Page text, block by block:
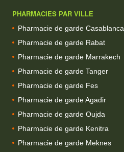
PHARMACIES PAR VILLE
Pharmacie de garde Casablanca
Pharmacie de garde Rabat
Pharmacie de garde Marrakech
Pharmacie de garde Tanger
Pharmacie de garde Fes
Pharmacie de garde Agadir
Pharmacie de garde Oujda
Pharmacie de garde Kenitra
Pharmacie de garde Meknes